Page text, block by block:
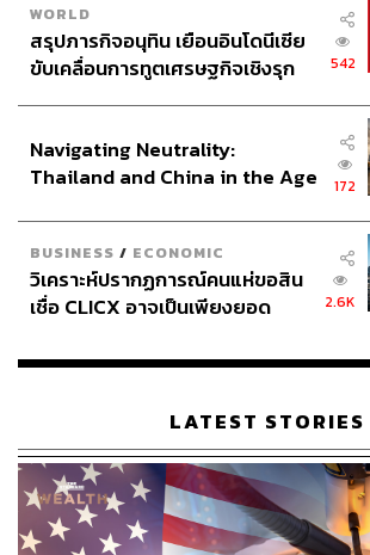
WORLD
สรุปภารกิจอนุทิน เยือนอินโดนีเซีย
ขับเคลื่อนการทูตเศรษฐกิจเชิงรุก
542
Navigating Neutrality:
Thailand and China in the Age
172
BUSINESS / ECONOMIC
วิเคราะห์ปรากฏการณ์คนแห่ขอสิน
เชื่อ CLICX อาจเป็นเพียงยอด
เรือนไทยที่ถูกซุกไว้
2.6K
LATEST STORIES